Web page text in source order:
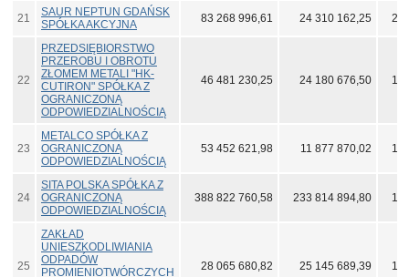
21
SAUR NEPTUN GDAŃSK
SPÓŁKA AKCYJNA
83 268 996,61 24 310 162,25
22
PRZEDSIĘBIORSTWO
PRZEROBU I OBROTU
ZŁOMEM METALI "HK-
CUTIRON" SPÓŁKA Z
OGRANICZONĄ
ODPOWIEDZIALNOŚCIĄ
46 481 230,25 24 180 676,50
23
METALCO SPÓŁKA Z
OGRANICZONĄ
ODPOWIEDZIALNOŚCIĄ
53 452 621,98 11 877 870,02
24
SITA POLSKA SPÓŁKA Z
OGRANICZONĄ
ODPOWIEDZIALNOŚCIĄ
388 822 760,58 233 814 894,80
25
ZAKŁAD
UNIESZKODLIWIANIA
ODPADÓW
PROMIENIOTWÓRCZYCH
28 065 680,82 25 145 689,39